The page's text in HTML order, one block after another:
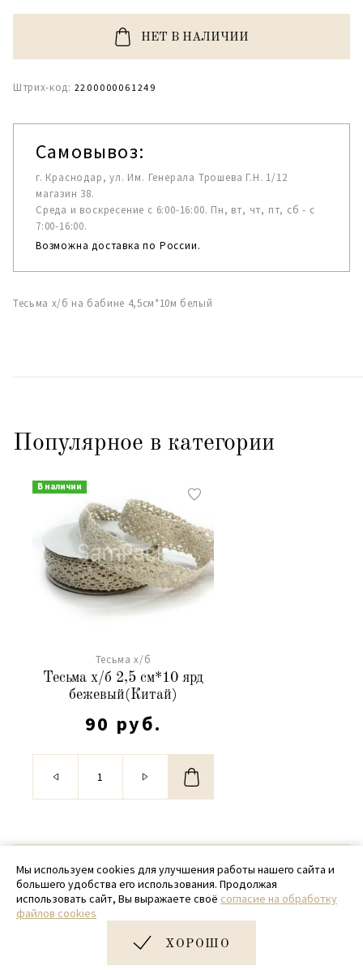
НЕТ В НАЛИЧИИ
Штрих-код: 2200000061249
Самовывоз:
г. Краснодар, ул. Им. Генерала Трошева Г.Н. 1/12
магазин 38.
Среда и воскресение с 6:00-16:00. Пн, вт, чт, пт, сб - с
7:00-16:00.
Возможна доставка по России.
Тесьма х/б на бабине 4,5см*10м белый
Популярное в категории
В наличии
Тесьма х/б
Тесьма х/б 2,5 см*10 ярд
бежевый(Китай)
90 руб.
© 2020 - 2026 SamPack
+ 7 (918) 699-97-87
zakaz@sampack.store
Дизайн и разработка сайта
Мы используем cookies для улучшения работы нашего сайта и
большего удобства его использования. Продолжая
использовать сайт, Вы выражаете своё согласие на обработку
файлов cookies
ХОРОШО